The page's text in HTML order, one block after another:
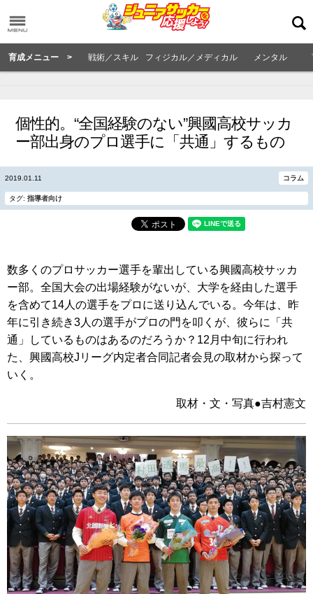
育成メニュー > 戦術／スキル フィジカル／メディカル メンタル
個性的。“全国経験のない”興國高校サッカ
ー部出身のプロ選手に「共通」するもの
2019.01.11 コラム
タグ: 指導者向け
数多くのプロサッカー選手を輩出している興國高校サッカ
ー部。全国大会の出場経験がないが、大学を経由した選手
を含めて14人の選手をプロに送り込んでいる。今年は、昨
年に引き続き3人の選手がプロの門を叩くが、彼らに「共
通」しているものはあるのだろうか？12月中旬に行われ
た、興國高校Jリーグ内定者合同記者会見の取材から探って
いく。
取材・文・写真●吉村憲文